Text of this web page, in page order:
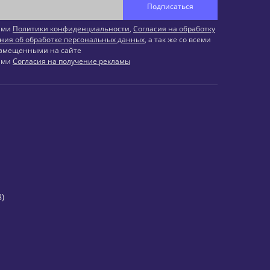
Подписаться
Политики конфиденциальности, Согласия на обработку
об обработке персональных данных, а так же со всеми
на сайте
Согласия на получение рекламы